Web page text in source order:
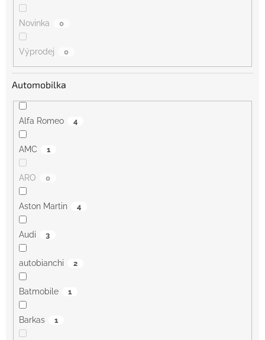
Novinka 0
Výprodej 0
Automobilka
Alfa Romeo 4
AMC 1
ARO 0
Aston Martin 4
Audi 3
autobianchi 2
Batmobile 1
Barkas 1